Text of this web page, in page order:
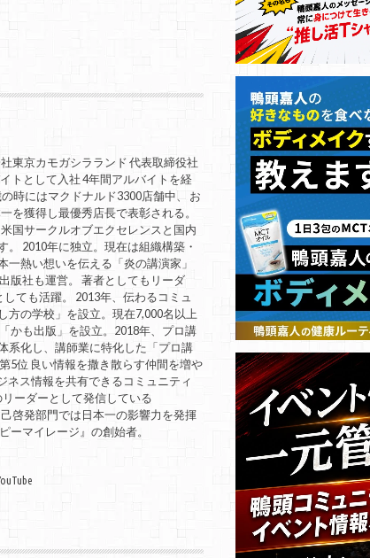
京カモガシラランド 代表取締役社
トとして入社 4年間アルバイトを経
時にはマクドナルド3300店舗中、 お
を獲得し最優秀店長で表彰される。
国サークルオブエクセレンスと国内
2010年に独立。現在は組織構築・
熱い想いを伝える「炎の講演家」
版社も運営。 著者としてもリーダ
ても活躍。 2013年、伝わるコミュ
方の学校」を設立。現在7,000名以上
かも出版」を設立。2018年、プロ講
系化し、講師業に特化した「プロ講
5位 良い情報を撒き散らす仲間を増や
ネス情報を共有できるコミュニティ
ーダーとして発信している
啓発部門では日本一の影響力を発揮
ーマイレージ』の創始者。